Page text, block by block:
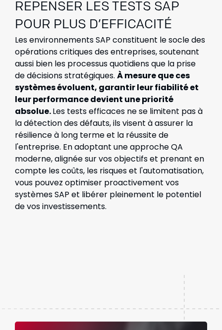
REPENSER LES TESTS SAP
POUR PLUS D’EFFICACITÉ
Les environnements SAP constituent le socle des
opérations critiques des entreprises, soutenant
aussi bien les processus quotidiens que la prise
de décisions stratégiques. À mesure que ces
systèmes évoluent, garantir leur fiabilité et
leur performance devient une priorité
absolue.Les tests efficaces ne se limitent pas à
la détection des défauts, ils visent à assurer la
résilience à long terme et la réussite de
l'entreprise. En adoptant une approche QA
moderne, alignée sur vos objectifs et prenant en
compte les coûts, les risques et l'automatisation,
vous pouvez optimiser proactivement vos
systèmes SAP et libérer pleinement le potentiel
de vos investissements.